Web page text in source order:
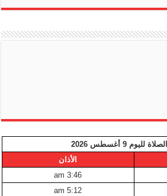
9 أغسطس 2026
الأذان
3:46 am
5:12 am